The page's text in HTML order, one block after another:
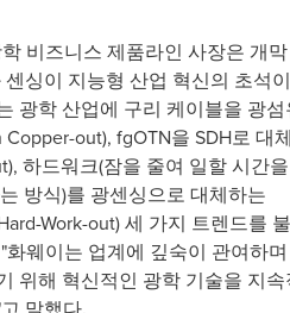
비즈니스 제품라인 사장은 개
싱이 지능형 산업 혁신의 초석
광학 산업에 구리 케이블을 광섬
out), fgOTN을 SDH로 대
하드워크(잠을 줄여 일할 시간
방식)를 광센싱으로 대체하는
Work-out) 세 가지 트렌드를
웨이는 업계에 깊숙이 관여하
위해 혁신적인 광학 기술을 지속